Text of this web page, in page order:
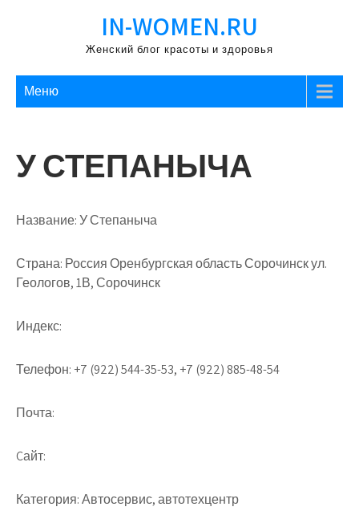
IN-WOMEN.RU
Женский блог красоты и здоровья
Меню
У СТЕПАНЫЧА
Название:У Степаныча
Страна: Россия Оренбургская область Сорочинск ул.
Геологов, 1В, Сорочинск
Индекс:
Телефон: +7 (922) 544-35-53, +7 (922) 885-48-54
Почта:
Cайт:
Категория:Автосервис, автотехцентр